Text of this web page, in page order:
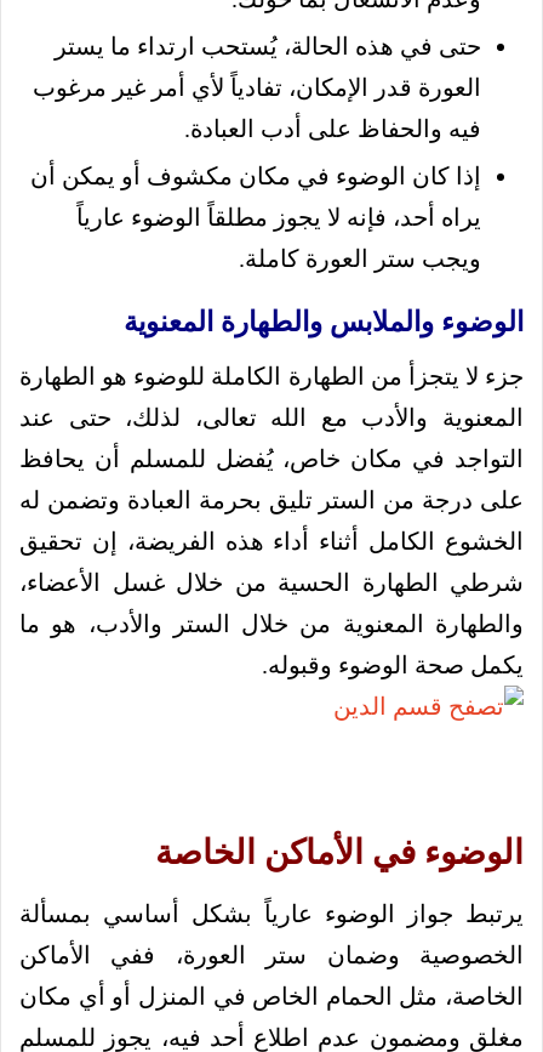
حتى في هذه الحالة، يُستحب ارتداء ما يستر
العورة قدر الإمكان، تفادياً لأي أمر غير مرغوب
فيه والحفاظ على أدب العبادة.
إذا كان الوضوء في مكان مكشوف أو يمكن أن
يراه أحد، فإنه لا يجوز مطلقاً الوضوء عارياً
ويجب ستر العورة كاملة.
الوضوء والملابس والطهارة المعنوية
جزء لا يتجزأ من الطهارة الكاملة للوضوء هو الطهارة
المعنوية والأدب مع الله تعالى، لذلك، حتى عند
التواجد في مكان خاص، يُفضل للمسلم أن يحافظ
على درجة من الستر تليق بحرمة العبادة وتضمن له
الخشوع الكامل أثناء أداء هذه الفريضة، إن تحقيق
شرطي الطهارة الحسية من خلال غسل الأعضاء،
والطهارة المعنوية من خلال الستر والأدب، هو ما
يكمل صحة الوضوء وقبوله.
الوضوء في الأماكن الخاصة
يرتبط جواز الوضوء عارياً بشكل أساسي بمسألة
الخصوصية وضمان ستر العورة، ففي الأماكن
الخاصة، مثل الحمام الخاص في المنزل أو أي مكان
مغلق ومضمون عدم اطلاع أحد فيه، يجوز للمسلم